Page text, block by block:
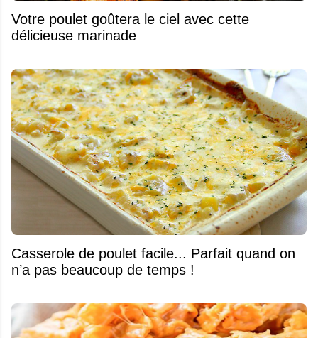
Votre poulet goûtera le ciel avec cette
délicieuse marinade
Casserole de poulet facile... Parfait quand on
n’a pas beaucoup de temps !